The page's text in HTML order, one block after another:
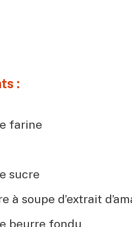
:
farine
sucre
à soupe d’extrait
beurre fondu